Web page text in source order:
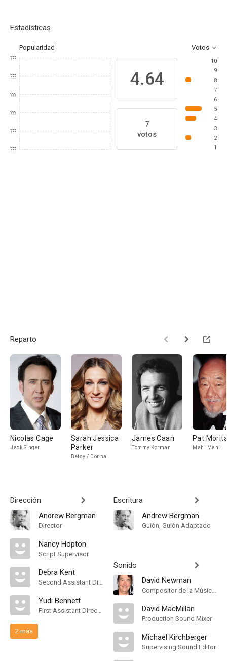
Estadísticas
Popularidad Votos
???
???
???
???
???
???
4.64
7
votos
10
9
8
7
6
5
4
3
2
1
Reparto
Nicolas Cage
Jack Singer
Sarah Jessica
Parker
Betsy / Donna
James Caan
Tommy Korman
Pat
Mahi Mahi
Dirección
Andrew Bergman
Director
Nancy Hopton
Script Supervisor
Debra Kent
Second Assistant Director
Yudi Bennett
First Assistant Director
2 más
Escritura
Andrew Bergman
Guión, Guión Adaptado
Sonido
David Newman
Compositor de la Música Original
David MacMillan
Production Sound Mixer
Michael Kirchberger
Supervising Sound Editor